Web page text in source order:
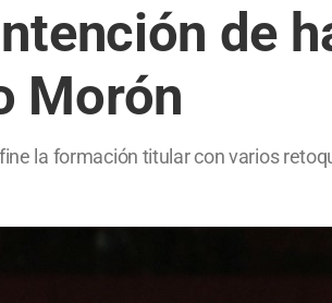
de
Morón
la formación titular con varios